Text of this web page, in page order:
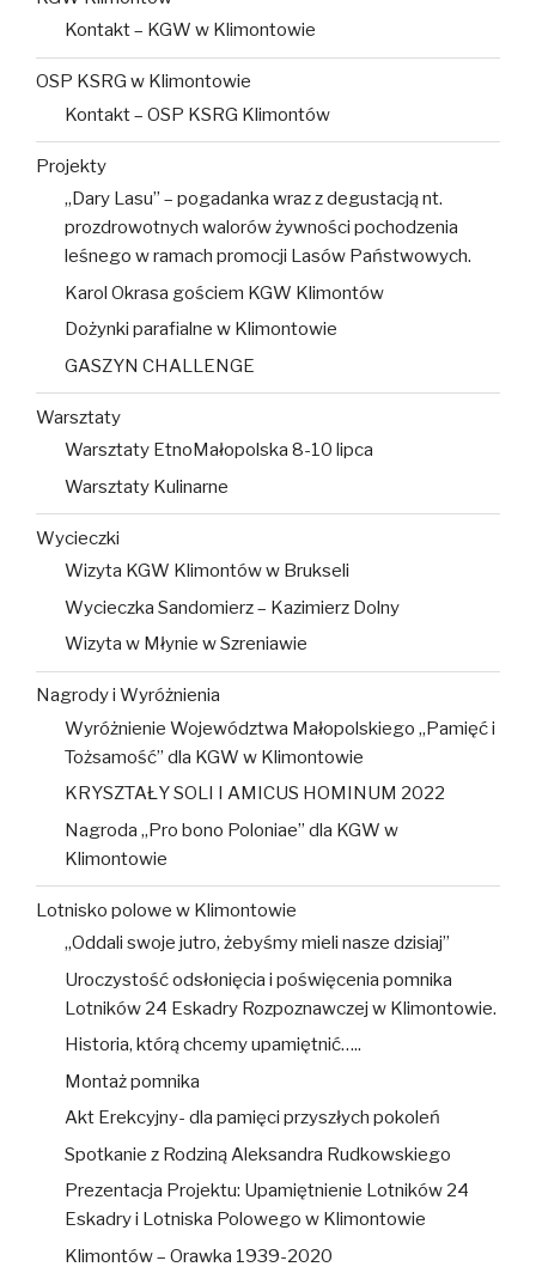
Kontakt – KGW w Klimontowie
OSP KSRG w Klimontowie
Kontakt – OSP KSRG Klimontów
Projekty
„Dary Lasu” – pogadanka wraz z degustacją nt.
prozdrowotnych walorów żywności pochodzenia
leśnego w ramach promocji Lasów Państwowych.
Karol Okrasa gościem KGW Klimontów
Dożynki parafialne w Klimontowie
GASZYN CHALLENGE
Warsztaty
Warsztaty EtnoMałopolska 8-10 lipca
Warsztaty Kulinarne
Wycieczki
Wizyta KGW Klimontów w Brukseli
Wycieczka Sandomierz – Kazimierz Dolny
Wizyta w Młynie w Szreniawie
Nagrody i Wyróżnienia
Wyróżnienie Województwa Małopolskiego „Pamięć i
Tożsamość” dla KGW w Klimontowie
KRYSZTAŁY SOLI I AMICUS HOMINUM 2022
Nagroda „Pro bono Poloniae” dla KGW w
Klimontowie
Lotnisko polowe w Klimontowie
„Oddali swoje jutro, żebyśmy mieli nasze dzisiaj”
Uroczystość odsłonięcia i poświęcenia pomnika
Lotników 24 Eskadry Rozpoznawczej w Klimontowie.
Historia, którą chcemy upamiętnić…..
Montaż pomnika
Akt Erekcyjny- dla pamięci przyszłych pokoleń
Spotkanie z Rodziną Aleksandra Rudkowskiego
Prezentacja Projektu: Upamiętnienie Lotników 24
Eskadry i Lotniska Polowego w Klimontowie
Klimontów – Orawka 1939-2020